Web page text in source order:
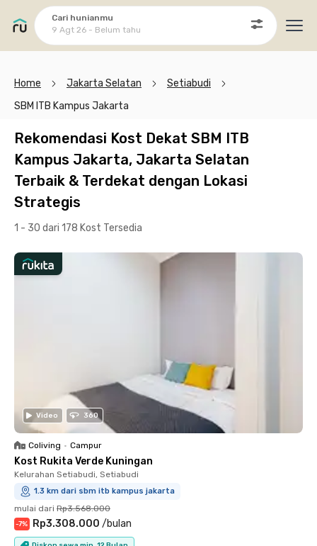
Cari hunianmu
9 Agt 26 - Belum tahu
Home Jakarta Selatan
Setiabudi
SBM ITB Kampus Jakarta
Rekomendasi Kost Dekat SBM ITB
Kampus Jakarta, Jakarta Selatan
Terbaik & Terdekat dengan Lokasi
Strategis
1 - 30 dari 178 Kost Tersedia
Video 360
Coliving • Campur
Kost Rukita Verde Kuningan
Kelurahan Setiabudi, Setiabudi
1.3 km dari sbm itb kampus jakarta
mulai dari Rp3.568.000
-7% Rp3.308.000 /bulan